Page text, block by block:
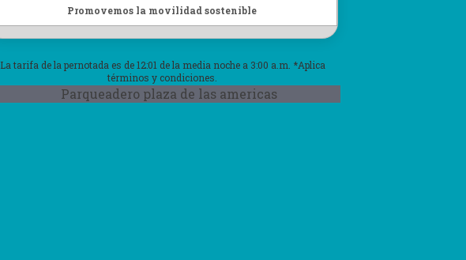
Promovemos la movilidad sostenible
La tarifa de la pernotada es de 12:01 de la media noche a 3:00 a.m. *Aplica
términos y condiciones.